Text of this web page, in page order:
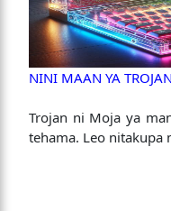
NINI MAAN YA
Trojan ni Moja ya
tehama. Leo nitakupa